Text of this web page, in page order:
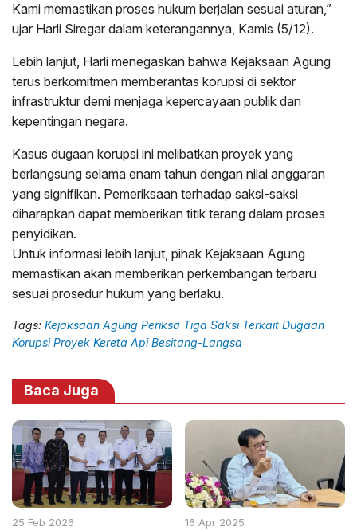
Kami memastikan proses hukum berjalan sesuai aturan,”
ujar Harli Siregar dalam keterangannya, Kamis (5/12).
Lebih lanjut, Harli menegaskan bahwa Kejaksaan Agung
terus berkomitmen memberantas korupsi di sektor
infrastruktur demi menjaga kepercayaan publik dan
kepentingan negara.
Kasus dugaan korupsi ini melibatkan proyek yang
berlangsung selama enam tahun dengan nilai anggaran
yang signifikan. Pemeriksaan terhadap saksi-saksi
diharapkan dapat memberikan titik terang dalam proses
penyidikan.
Untuk informasi lebih lanjut, pihak Kejaksaan Agung
memastikan akan memberikan perkembangan terbaru
sesuai prosedur hukum yang berlaku.
Tags: Kejaksaan Agung Periksa Tiga Saksi Terkait Dugaan
Korupsi Proyek Kereta Api Besitang-Langsa
Baca Juga
25 Feb 2026 16 Apr 2025